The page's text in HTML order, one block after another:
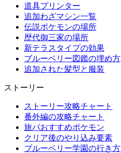
道具プリンター
追加わざマシン一覧
伝説ポケモンの場所
歴代御三家の場所
新テラスタイプの効果
ブルーベリー図鑑の埋め方
追加された髪型と服装
ストーリー
ストーリー攻略チャート
番外編の攻略チャート
旅パおすすめポケモン
クリア後のやり込み要素
ブルーベリー学園の行き方